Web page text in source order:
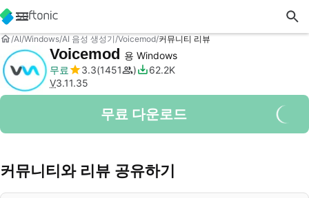
AI Windows AI 음성 생성기 Voicemod 커뮤니티 리뷰
Voicemod 용 Windows
무료
3.3 1451
62.2K
V3.11.35
무료 다운로드
커뮤니티와 리뷰 공유하기